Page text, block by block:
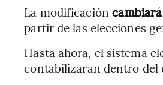
La modificación
partir de las elecciones
Hasta ahora, el sistema
contabilizaran dentro del